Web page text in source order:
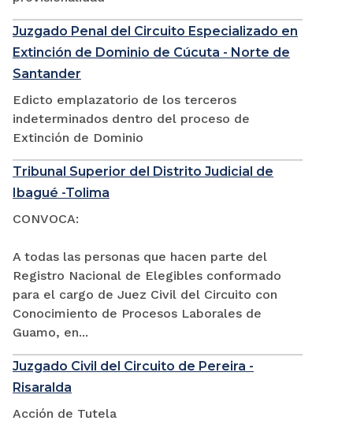
Juzgado Penal del Circuito Especializado en
Extinción de Dominio de Cúcuta - Norte de
Santander
Edicto emplazatorio de los terceros
indeterminados dentro del proceso de
Extinción de Dominio
Tribunal Superior del Distrito Judicial de
Ibagué -Tolima
CONVOCA:
A todas las personas que hacen parte del
Registro Nacional de Elegibles conformado
para el cargo de Juez Civil del Circuito con
Conocimiento de Procesos Laborales de
Guamo, en...
Juzgado Civil del Circuito de Pereira -
Risaralda
Acción de Tutela